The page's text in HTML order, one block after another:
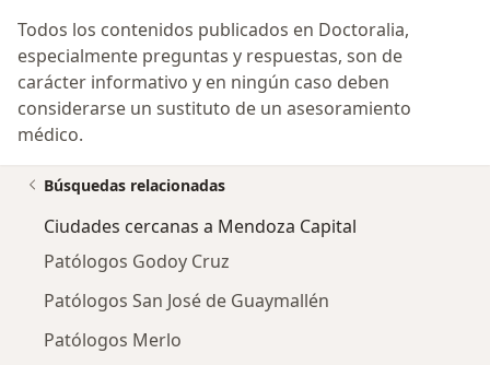
Todos los contenidos publicados en Doctoralia,
especialmente preguntas y respuestas, son de
carácter informativo y en ningún caso deben
considerarse un sustituto de un asesoramiento
médico.
Búsquedas relacionadas
Ciudades cercanas a Mendoza Capital
Patólogos Godoy Cruz
Patólogos San José de Guaymallén
Patólogos Merlo